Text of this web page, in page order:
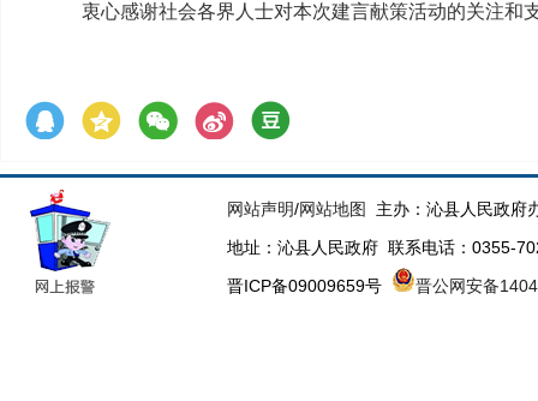
衷心感谢社会各界人士对本次建言献策活动的关注和
网站声明/网站地图
主办：沁县人民政府
地址：沁县人民政府 联系电话：0355-
晋ICP备09009659号
晋公网安备